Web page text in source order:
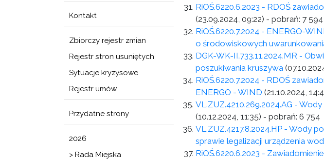
Kontakt
Zbiorczy rejestr zmian
Rejestr stron usuniętych
Sytuacje kryzysowe
Rejestr umów
Przydatne strony
2026
> Rada Miejska
RiOŚ.6220.6.2023 - RDOŚ
(23.09.2024, 09:22) - pobrań: 7 594
RiOŚ.6220.7.2024 - ENERGO-
o środowiskowych
DGK-WK-II.733.11.2024.MR -
poszukiwania kruszywa
RiOŚ.6220.7.2024 - RDOŚ
ENERGO - WIND (21.10.2024,
VL.ZUZ.4210.269.2024.AG -
(10.12.2024, 11:35) - pobrań: 6 754
VL.ZUZ.4217.8.2024.HP - Wody
sprawie legalizacji urządzenia
RiOŚ.6220.6.2023 -